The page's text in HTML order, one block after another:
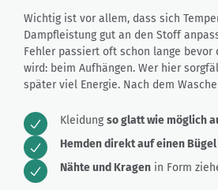
Wichtig ist vor allem, dass sich
Dampfleistung gut an den Stoff
Fehler passiert oft schon lange bevor
wird: beim Aufhängen. Wer hier
später viel Energie. Nach dem
Kleidung so glatt wie möglich
Hemden direkt auf einen
Nähte und Kragen in Form